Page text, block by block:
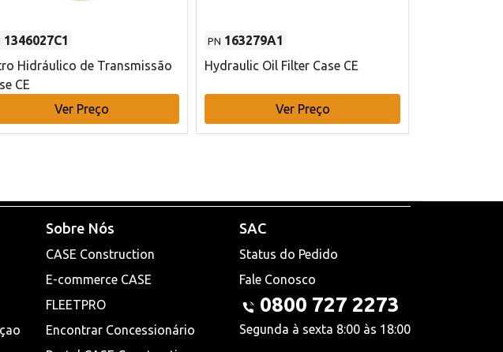
1346027C1
Hidráulico de Transmissão
CE
Ver Preço
PN 163279A1
Hydraulic Oil Filter Case CE
Ver Preço
Sobre Nós
CASE Construction
E-commerce CASE
FLEETPRO
Encontrar Concessionário
SAC
Status do Pedido
Fale Conosco
0800 727 2273
Segunda à sexta 8:00 às 18:00